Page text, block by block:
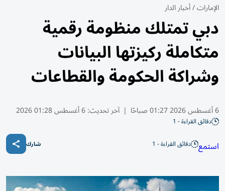
الإمارات/أخبار الدار
دبي تمتلك منظومة رقمية
متكاملة ركيزتها البيانات
وشراكة الحكومة والقطاعات
6 أغسطس 2026 01:27 صباحًا | آخر تحديث:6 أغسطس 01:28 2026
دقائق القراءة - 1
استمع دقائق القراءة - 1 شارك